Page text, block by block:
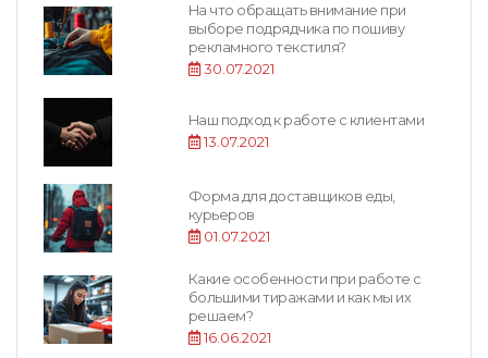
На что обращать внимание при
выборе подрядчика по пошиву
рекламного текстиля?
30.07.2021
Наш подход к работе с клиентами
13.07.2021
Форма для доставщиков еды,
курьеров
01.07.2021
Какие особенности при работе с
большими тиражами и как мы их
решаем?
16.06.2021